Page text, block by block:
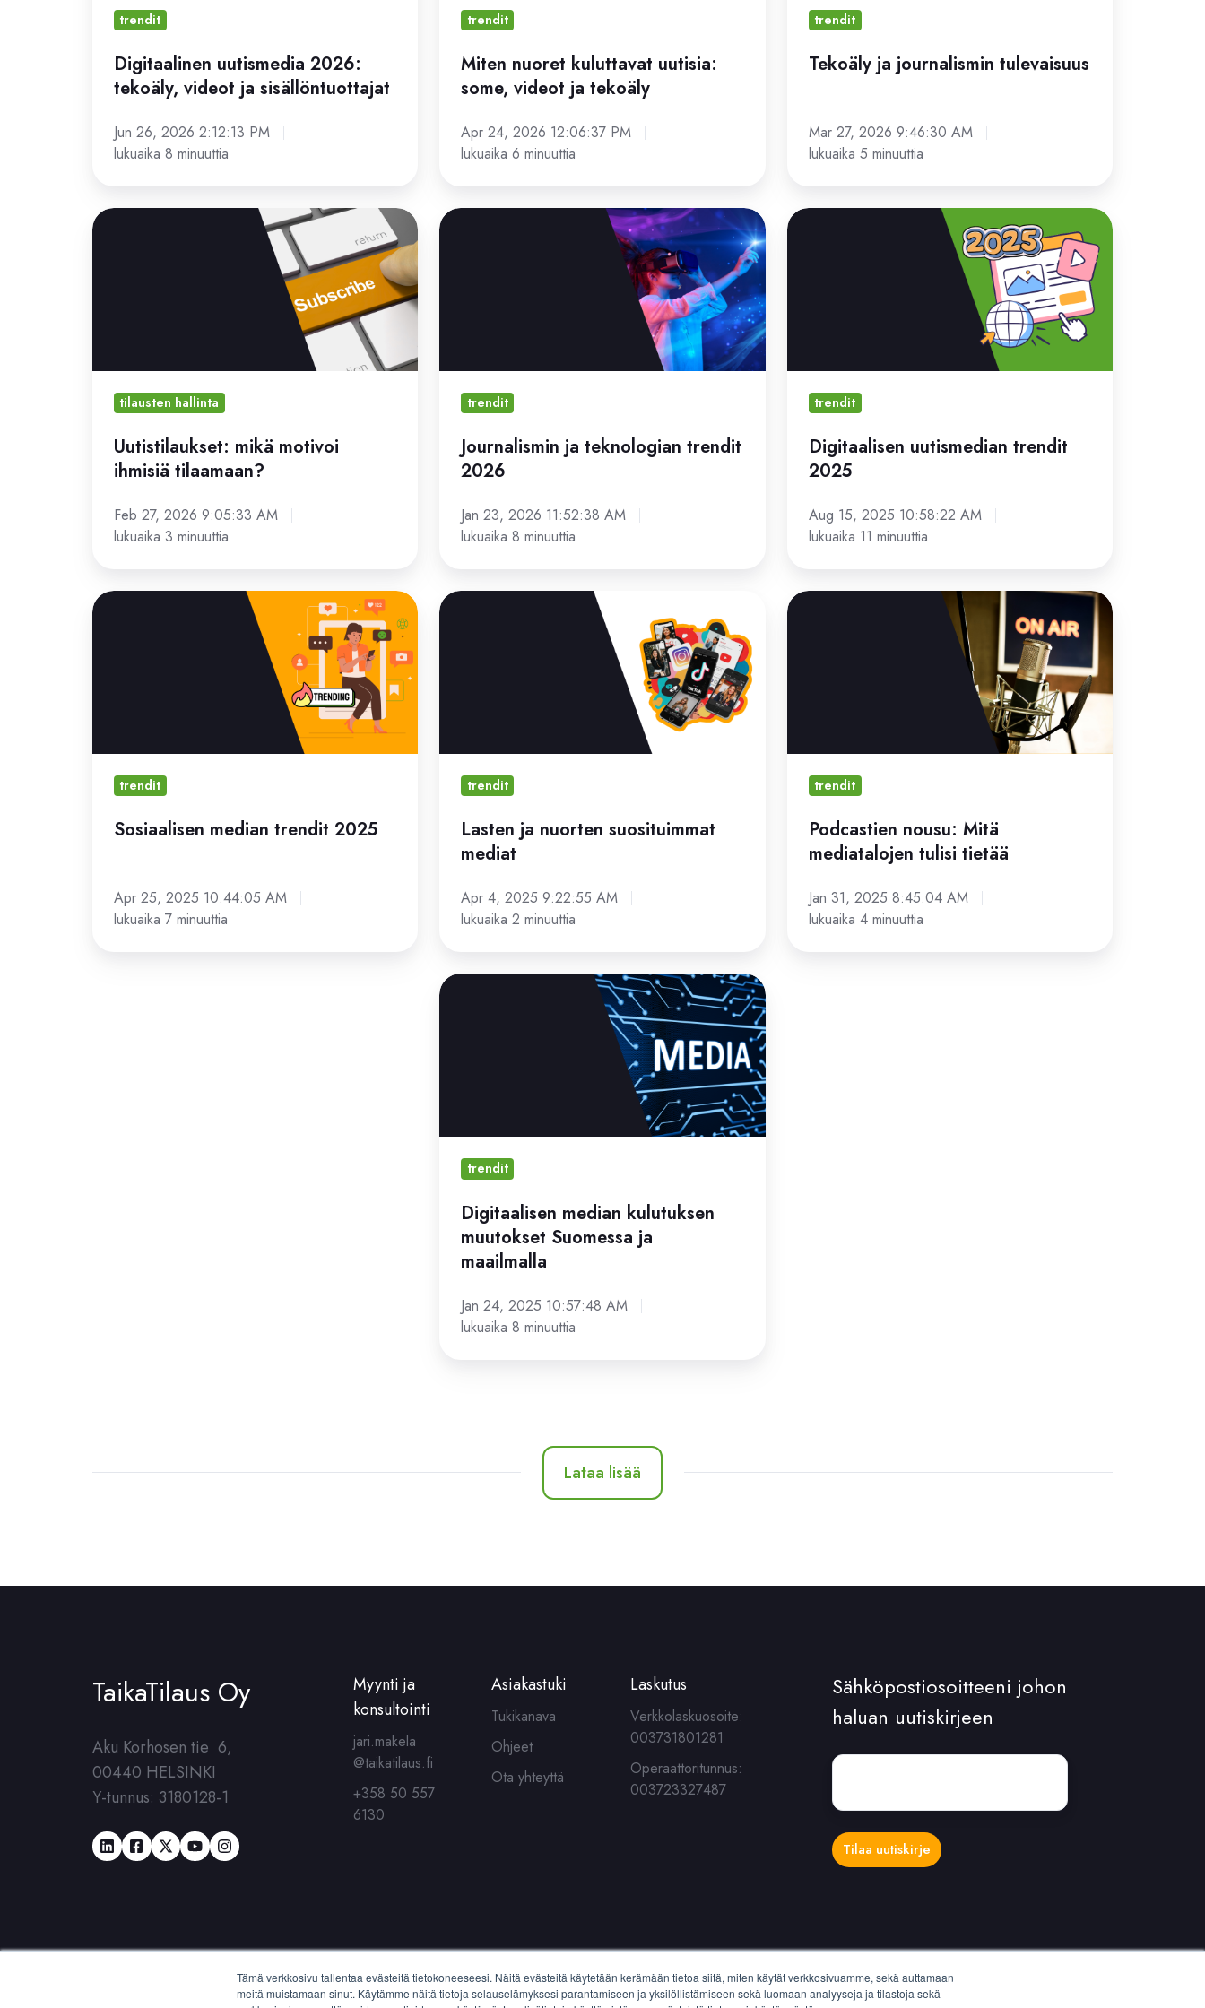
Tämä verkkosivu tallentaa evästeitä tietokoneeseesi. Näitä evästeitä käytetään kerämään tietoa siitä, miten käytät verkkosivuamme, sekä auttamaan
meitä muistamaan sinut. Käytämme näitä tietoja selauselämyksesi parantamiseen ja yksilöllistämiseen sekä luomaan analyyseja ja tilastoja sekä
trendit
Digitaalinen uutismedia 2026:
tekoäly, videot ja sisällöntuottajat
Jun 26, 2026 2:12:13 PM
lukuaika 8 minuuttia
tekoälytrendit
Miten nuoret kuluttavat uutisia:
some, videot ja tekoäly
Apr 24, 2026 12:06:37 PM
lukuaika 6 minuuttia
trendit
Tekoäly ja journalismin tulevaisuus
Mar 27, 2026 9:46:30 AM
lukuaika 5 minuuttia
Uutistilaukset:
tilausten hallinta
Uutistilaukset: mikä motivoi
ihmisiä tilaamaan?
Feb 27, 2026 9:05:33 AM
lukuaika 3 minuuttia
Journalismin
trendit
Journalismin ja teknologian trendit
2026
Jan 23, 2026 11:52:38 AM
lukuaika 8 minuuttia
Digitaalisen
trendit
Digitaalisen uutismedian trendit
2025
Aug 15, 2025 10:58:22 AM
lukuaika 11 minuuttia
Sosiaalisen
trendit
Sosiaalisen median trendit 2025
Apr 25, 2025 10:44:05 AM
lukuaika 7 minuuttia
Lasten
trendit
Lasten ja nuorten suosituimmat
mediat
Apr 4, 2025 9:22:55 AM
lukuaika 2 minuuttia
Podcastien
trendit
Podcastien nousu: Mitä
mediatalojen tulisi tietää
Jan 31, 2025 8:45:04 AM
lukuaika 4 minuuttia
Digitaalisen
maailmalla
trendit
Digitaalisen median kulutuksen
muutokset Suomessa ja
maailmalla
Jan 24, 2025 10:57:48 AM
lukuaika 8 minuuttia
Lataa lisää
TaikaTilaus Oy
Aku Korhosen tie 6,
00440 HELSINKI
Y-tunnus: 3180128-1
Myynti ja
konsultointi
jari.makela
@taikatilaus.fi
+358 50 557
6130
Asiakastuki
Tukikanava
Ohjeet
Ota yhteyttä
Laskutus
Verkkolaskuosoite:
003731801281
Operaattoritunnus:
003723327487
Sähköpostiosoitteeni johon
haluan uutiskirjeen
Sähköposti: